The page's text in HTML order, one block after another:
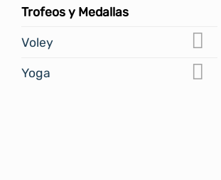
Trofeos y Medallas
Voley
Yoga